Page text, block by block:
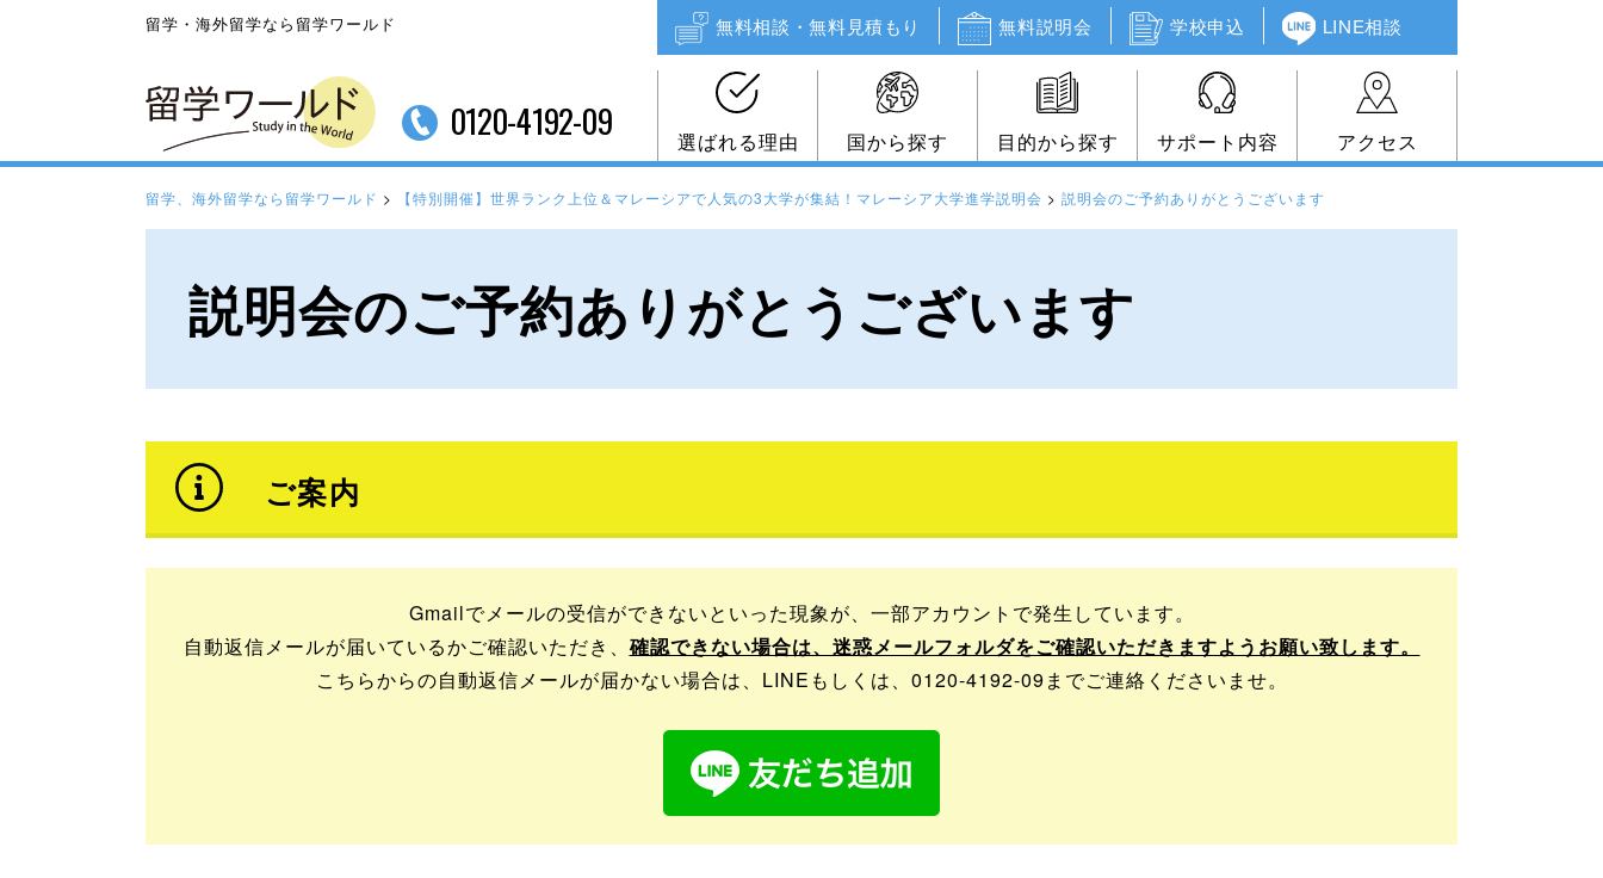
留学・海外留学なら留学ワールド 無料相談・無料見積もり 無料説明会 学校申込 LINE相談
0120-4192-09 選ばれる理由 国から探す 目的から探す サポート内容 アクセス
留学、海外留学なら留学ワールド > 【特別開催】世界ランク上位＆マレーシアで人気の3大学が集結！マレーシア大学進学説明会 > 説明会のご予約ありがとうございます
説明会のご予約ありがとうございます
ご案内
Gmailでメールの受信ができないといった現象が、一部アカウントで発生しています。
自動返信メールが届いているかご確認いただき、 確認できない場合は、迷惑メールフォルダをご確認いただきますようお願い致します。
こちらからの自動返信メールが届かない場合は、LINEもしくは、0120-4192-09までご連絡くださいませ。